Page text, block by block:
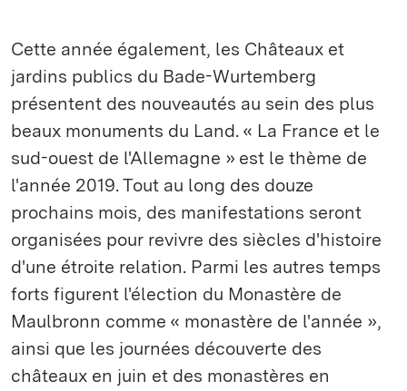
Cette année également, les Châteaux et
jardins publics du Bade-Wurtemberg
présentent des nouveautés au sein des plus
beaux monuments du Land. « La France et le
sud-ouest de l'Allemagne » est le thème de
l'année 2019. Tout au long des douze
prochains mois, des manifestations seront
organisées pour revivre des siècles d'histoire
d'une étroite relation. Parmi les autres temps
forts figurent l'élection du Monastère de
Maulbronn comme « monastère de l'année »,
ainsi que les journées découverte des
châteaux en juin et des monastères en